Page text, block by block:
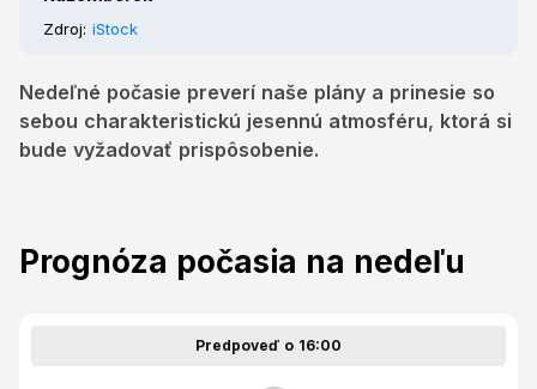
Zdroj: iStock
Nedeľné počasie preverí naše plány a prinesie so
sebou charakteristickú jesennú atmosféru, ktorá si
bude vyžadovať prispôsobenie.
Prognóza počasia na nedeľu
Predpoveď o 16:00